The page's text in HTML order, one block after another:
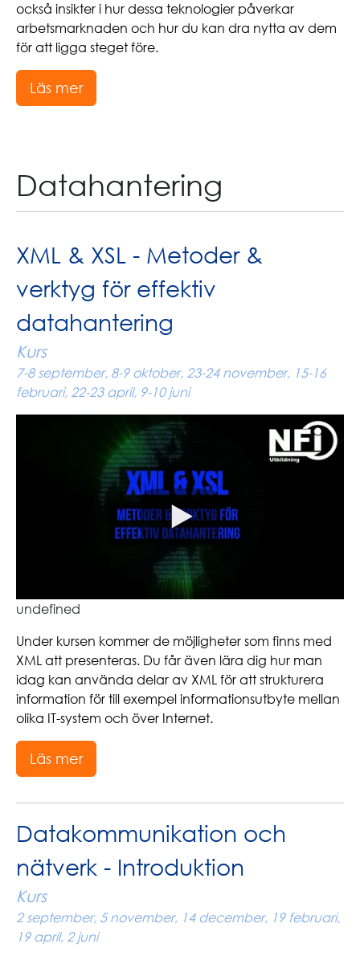
också insikter i hur dessa teknologier påverkar
arbetsmarknaden och hur du kan dra nytta av dem
för att ligga steget före.
Läs mer
Datahantering
XML & XSL - Metoder &
verktyg för effektiv
datahantering
Kurs
7-8 september, 8-9 oktober, 23-24 november, 15-16
februari, 22-23 april, 9-10 juni
undefined
Under kursen kommer de möjligheter som finns med
XML att presenteras. Du får även lära dig hur man
idag kan använda delar av XML för att strukturera
information för till exempel informationsutbyte mellan
olika IT-system och över Internet.
Läs mer
Datakommunikation och
nätverk - Introduktion
Kurs
2 september, 5 november, 14 december, 19 februari,
19 april, 2 juni